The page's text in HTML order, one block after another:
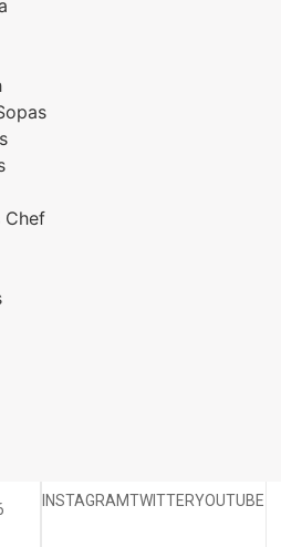
Chef
INSTAGRAMTWITTERYOUTUBE